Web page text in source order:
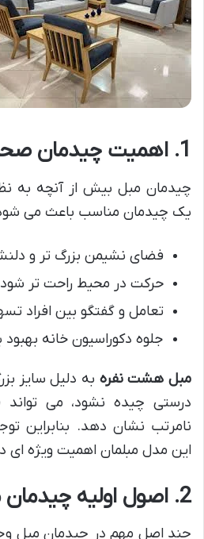
1. اهمیت چیدمان صحیح مبل
چیدمان مبل بیش از آنچه به
یک چیدمان مناسب باعث می
فضای نشیمن بزرگ تر و
حرکت در محیط راحت تر شود
تعامل و گفتگو بین افراد
جلوه دکوراسیون خانه بهبود
مبل هشت نفره به دلیل سایز
درستی چیده نشود، می
نامرتب نشان دهد. بنابراین
این مدل مبلمان اهمیت ویژه ای
2. اصول اولیه چیدمان مبل
چند اصل مهم در چیدمان مبل